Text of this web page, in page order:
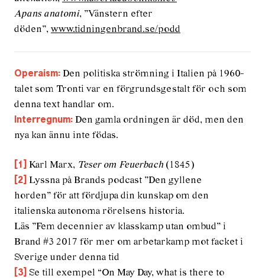
Apans anatomi, ”Vänstern efter
döden”, www.tidningenbrand.se/podd
Operaism: Den politiska strömning i Italien på 1960-
talet som Tronti var en förgrundsgestalt för och som
denna text handlar om.
Interregnum: Den gamla ordningen är död, men den
nya kan ännu inte födas.
[1] Karl Marx, Teser om Feuerbach (1845)
[2] Lyssna på Brands podcast ”Den gyllene
horden” för att fördjupa din kunskap om den
italienska autonoma rörelsens historia.
Läs ”Fem decennier av klasskamp utan ombud” i
Brand #3 2017 för mer om arbetarkamp mot facket i
Sverige under denna tid
[3] Se till exempel “On May Day, what is there to